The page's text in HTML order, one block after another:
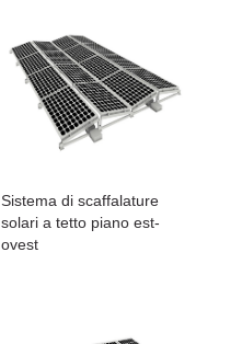
Sistema di scaffalature
solari a tetto piano est-
ovest